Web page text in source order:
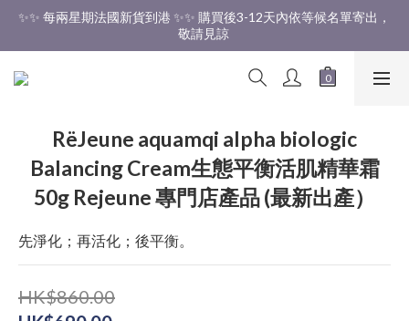
✨✨ 香港免運費 ✨✨
✨✨ 每兩星期法國新貨到港 ✨✨ 購買後3-12天內依等候名單寄出，
敬請見諒
✨✨ 香港免運費 ✨✨
RëJeune aquamqi alpha biologic
Balancing Cream生態平衡活肌精華霜
50g Rejeune 專門店產品 (最新出產）
先淨化；再活化；後平衡。
HK$860.00